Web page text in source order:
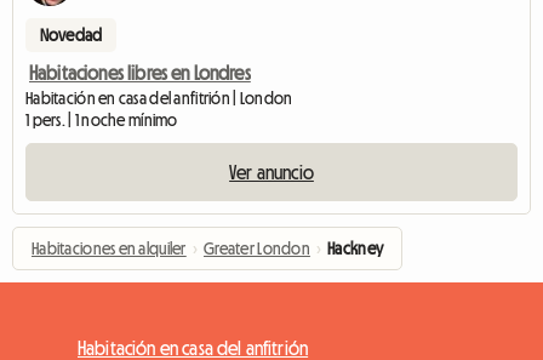
Novedad
Habitaciones libres en Londres
Habitación en casa del anfitrión | London
1 pers. | 1 noche mínimo
Ver anuncio
Habitaciones en alquiler › Greater London › Hackney
Habitación en casa del anfitrión